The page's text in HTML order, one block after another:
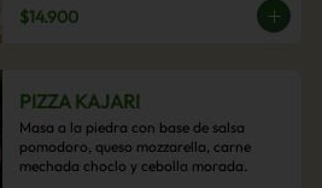
$14.900
PIZZA KAJARI
Masa a la piedra con base de salsa
pomodoro, queso mozzarella, carne
mechada choclo y cebolla morada.